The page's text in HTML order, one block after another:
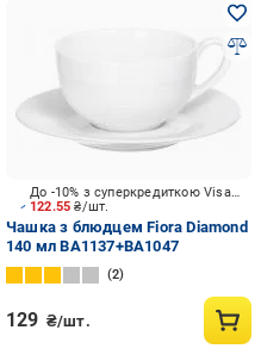
122.55₴/шт.
До -10% з суперкредиткою Visa Вигода
Чашка з блюдцем Fiora Diamond
140 мл BA1137+BA1047
2
129 ₴/шт.